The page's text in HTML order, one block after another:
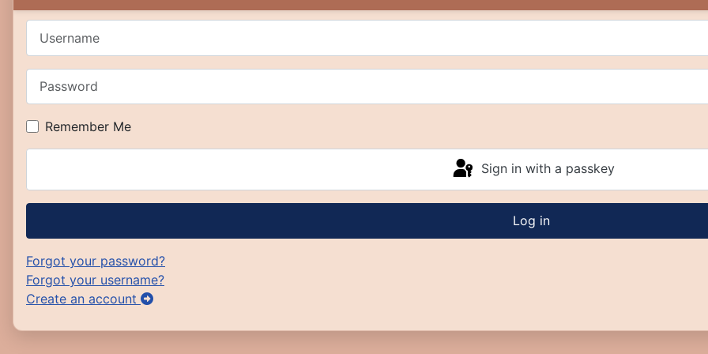
Remember Me
Sign in with a passkey
Log in
Forgot your password?
Forgot your username?
Create an account